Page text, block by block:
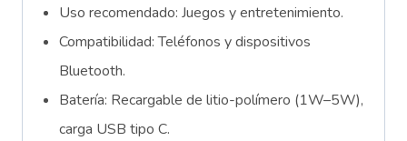
Uso recomendado: Juegos y entretenimiento.
Compatibilidad: Teléfonos y dispositivos
Bluetooth.
Batería: Recargable de litio-polímero (1W–5W),
carga USB tipo C.